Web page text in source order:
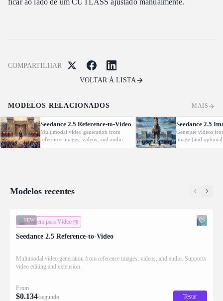
ficar ao lado de um CUTLASS ajustado manualmente.
COMPARTILHAR
VOLTAR À LISTA
MODELOS RELACIONADOS MAIS
Seedance 2.5 Reference-to-Video
Multimodal video generation from
reference images, videos, and audio.
Supports video editing and extension.
Seedance 2.5
Generate videos
image (and
with native audio.
Modelos recentes
NEW
Imagem para Vídeo
Seedance 2.5 Reference-to-Video
Multimodal video generation from reference images, videos, and audio. Supports
video editing and extension.
From
$0.134/segundo Testar